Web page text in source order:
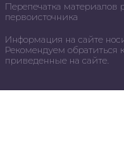
Перепечатка материалов
первоисточника
Информация на сайте
Рекомендуем обратиться
приведенные на сайте.